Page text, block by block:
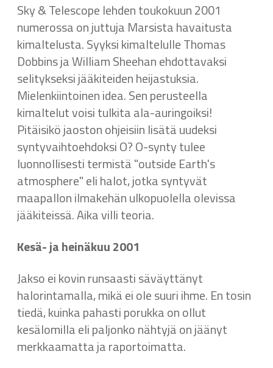
Sky & Telescope lehden toukokuun 2001
numerossa on juttuja Marsista havaitusta
kimaltelusta. Syyksi kimaltelulle Thomas
Dobbins ja William Sheehan ehdottavaksi
selitykseksi jääkiteiden heijastuksia.
Mielenkiintoinen idea. Sen perusteella
kimaltelut voisi tulkita ala-auringoiksi!
Pitäisikö jaoston ohjeisiin lisätä uudeksi
syntyvaihtoehdoksi O? O-synty tulee
luonnollisesti termistä "outside Earth's
atmosphere" eli halot, jotka syntyvät
maapallon ilmakehän ulkopuolella olevissa
jääkiteissä. Aika villi teoria.
Kesä- ja heinäkuu 2001
Jakso ei kovin runsaasti säväyttänyt
halorintamalla, mikä ei ole suuri ihme. En tosin
tiedä, kuinka pahasti porukka on ollut
kesälomilla eli paljonko nähtyjä on jäänyt
merkkaamatta ja raportoimatta.